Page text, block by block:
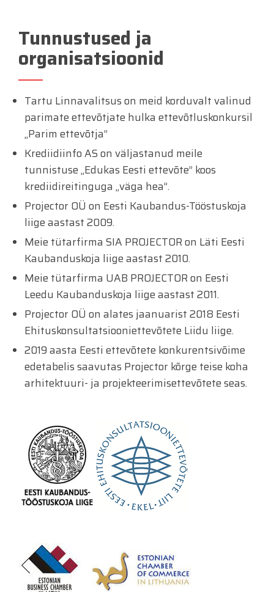
Tunnustused ja
organisatsioonid
Tartu Linnavalitsus on meid korduvalt valinud
parimate ettevõtjate hulka ettevõtluskonkursil
„Parim ettevõtja”
Krediidiinfo AS on väljastanud meile
tunnistuse „Edukas Eesti ettevõte” koos
krediidireitinguga „väga hea”.
Projector OÜ on Eesti Kaubandus-Tööstuskoja
liige aastast 2009.
Meie tütarfirma SIA PROJECTOR on Läti Eesti
Kaubanduskoja liige aastast 2010.
Meie tütarfirma UAB PROJECTOR on Eesti
Leedu Kaubanduskoja liige aastast 2011.
Projector OÜ on alates jaanuarist 2018 Eesti
Ehituskonsultatsiooniettevõtete Liidu liige.
2019 aasta Eesti ettevõtete konkurentsivõime
edetabelis saavutas Projector kõrge teise koha
arhitektuuri- ja projekteerimisettevõtete seas.